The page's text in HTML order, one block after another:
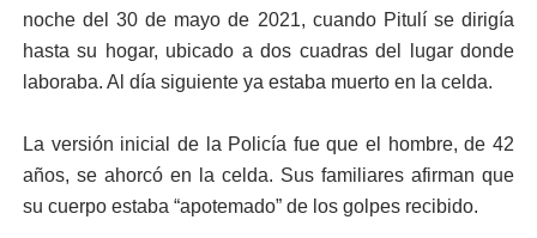
noche del 30 de mayo de 2021, cuando Pitulí se dirigía
hasta su hogar, ubicado a dos cuadras del lugar donde
laboraba. Al día siguiente ya estaba muerto en la celda.
La versión inicial de la Policía fue que el hombre, de 42
años, se ahorcó en la celda. Sus familiares afirman que
su cuerpo estaba “apotemado” de los golpes recibido.